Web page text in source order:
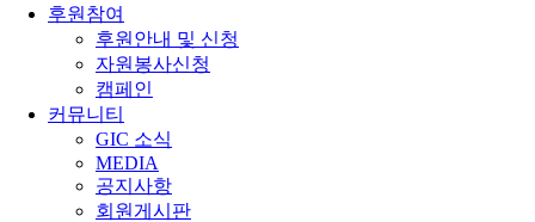
후원참여
후원안내 및 신청
자원봉사신청
캠페인
커뮤니티
GIC 소식
MEDIA
공지사항
회원게시판